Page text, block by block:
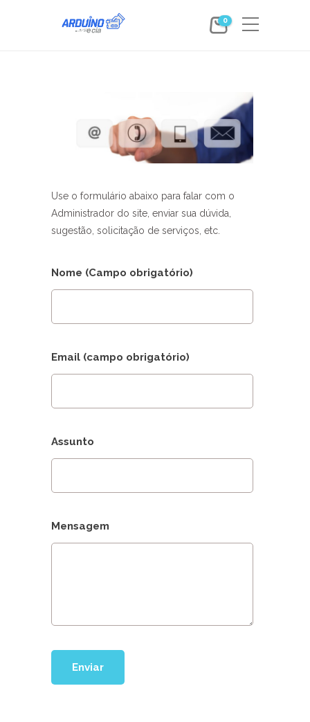
0
Use o formulário abaixo para falar com o
Administrador do site, enviar sua dúvida,
sugestão, solicitação de serviços, etc.
Nome (Campo obrigatório)
Email (campo obrigatório)
Assunto
Mensagem